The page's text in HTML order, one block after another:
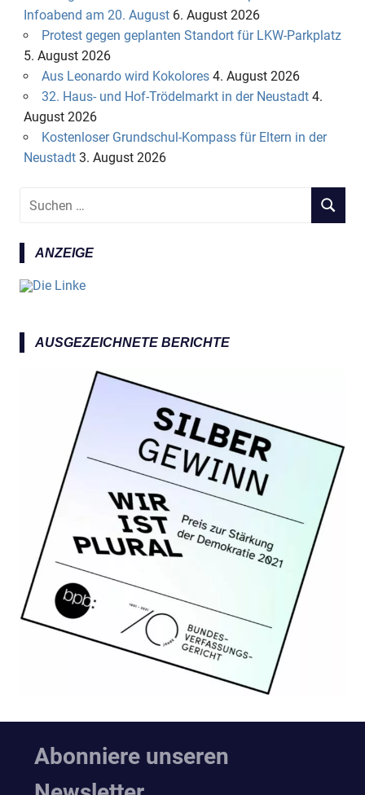
Infoabend am 20. August 6. August 2026
Protest gegen geplanten Standort für LKW-Parkplatz
5. August 2026
Aus Leonardo wird Kokolores 4. August 2026
32. Haus- und Hof-Trödelmarkt in der Neustadt 4.
August 2026
Kostenloser Grundschul-Kompass für Eltern in der
Neustadt 3. August 2026
e
ANZEIGE
AUSGEZEICHNETE BERICHTE
Abonniere unseren